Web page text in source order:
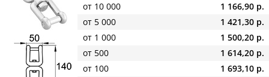
от 10 000
1 166,90 р.
от 5 000
1 421,30 р.
от 1 000
1 500,20 р.
от 500
1 614,20 р.
от 100
1 693,10 р.